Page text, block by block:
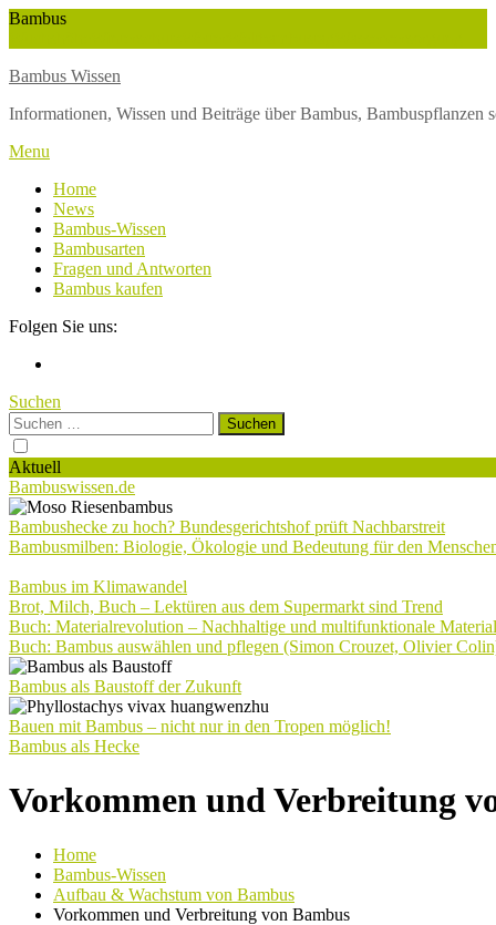
Skip
Bambus
Bambus Wissen
Informationen, Wissen und Beiträge über Bambus,
Menu
Home
News
Bambus-Wissen
Bambusarten
Fragen und Antworten
Bambus kaufen
Folgen Sie uns:
Suchen
Suchen
nach:
Aktuell
Bambuswissen.de
Bambushecke zu hoch? Bundesgerichtshof prüft Nachbarstreit
Bambusmilben: Biologie, Ökologie und Bedeutung für den
Bambus im Klimawandel
Brot, Milch, Buch – Lektüren aus dem Supermarkt sind Trend
Buch: Materialrevolution – Nachhaltige und multifunktionale
Buch: Bambus auswählen und pflegen (Simon Crouzet, Olivier
Bambus als Baustoff der Zukunft
Bauen mit Bambus – nicht nur in den Tropen möglich!
Bambus als Hecke
Vorkommen und Verbreitung
Home
Bambus-Wissen
Aufbau & Wachstum von Bambus
Vorkommen und Verbreitung von Bambus